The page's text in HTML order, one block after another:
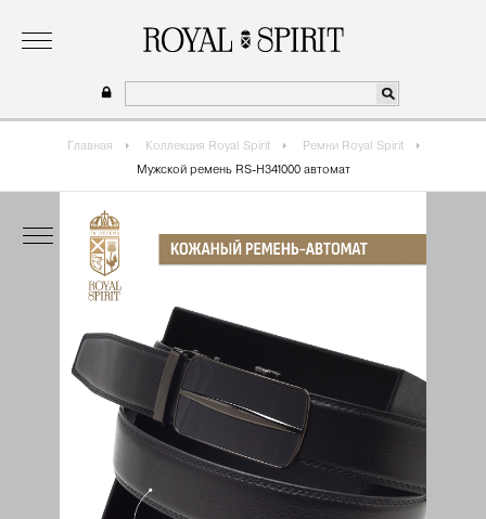
сотрудничество где купить
Главная Коллекция Royal Spirit
Ремни Royal Spirit
Мужской ремень RS-H341000 автомат